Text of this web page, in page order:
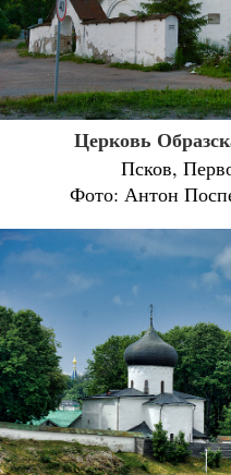
Церковь
Псков,
Фото: Антон